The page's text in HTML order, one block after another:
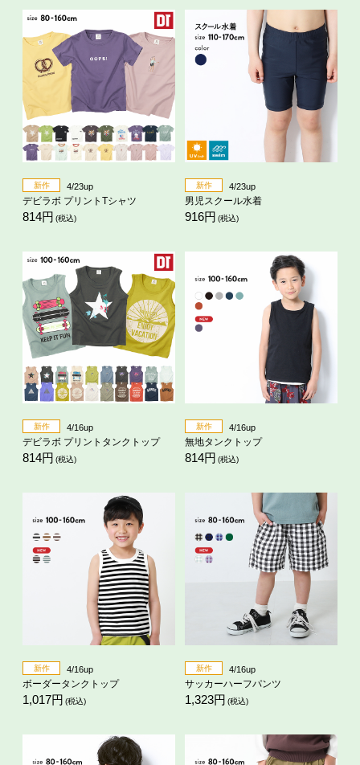
新作 4/23up
デビラボ プリントTシャツ
814円 (税込)
新作 4/23up
男児スクール水着
916円 (税込)
新作 4/16up
デビラボ プリントタンクトップ
814円 (税込)
新作 4/16up
無地タンクトップ
814円 (税込)
新作 4/16up
ボーダータンクトップ
1,017円 (税込)
新作 4/16up
サッカーハーフパンツ
1,323円 (税込)